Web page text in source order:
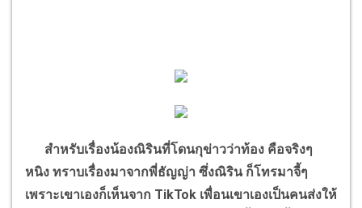
สำหรับเรื่องน้องณิรินที่โดนกุข่าวว่าท้อง คือจริงๆ
หนิง ทราบเรื่องมาจากพี่ธัญญ่า ซึ่งณิริน ก็โทรมาจี้ๆ
เพราะเขาเองก็เห็นจาก TikTok เพื่อนเขาเองเป็นคนส่งให้